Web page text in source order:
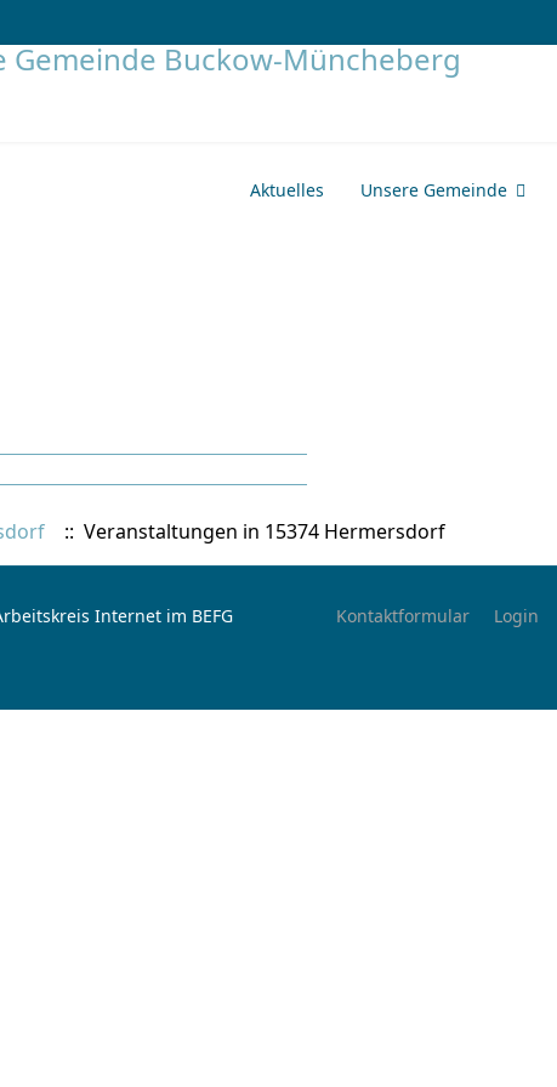
Aktuelles Unsere Gemeinde
:: Veranstaltungen in 15374 Hermersdorf
Internet im BEFG Kontaktformular Login